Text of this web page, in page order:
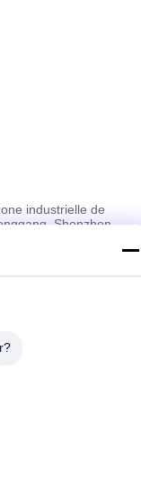
industrielle de
Shenzhen,
Ltd. . Toutes les